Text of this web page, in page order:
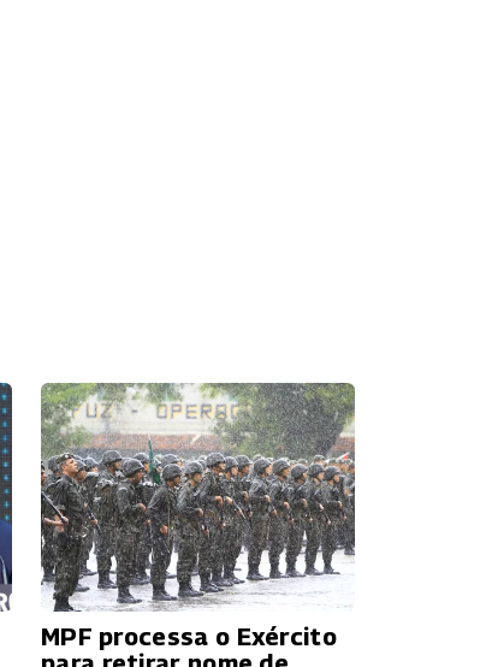
MPF processa o Exército